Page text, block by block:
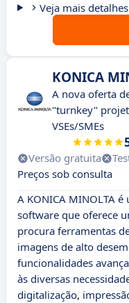
Veja mais detalhes
KONICA
A nova oferta
"turnkey"
VSEs/SMEs
Versão gratuita
Preços sob consulta
A KONICA MINOLTA
software que oferece
procura ferramentas
imagens de alto
funcionalidades
às diversas
digitalização,